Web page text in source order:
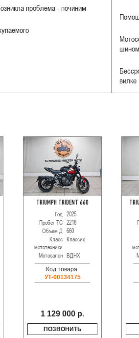
проблема - починим
вилке
TRIUMPH TRIDENT 660
Год 2025
Пробег ТС 2218
Объем Д 660
Класс
мототехники
Классик
Мотосалон ВДНХ
Код товара:
УТ-00134175
1 129 000 р.
ПОЗВОНИТЬ